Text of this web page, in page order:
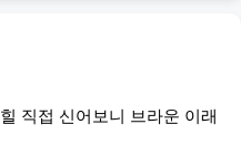
직접 신어보니 브라운 이래